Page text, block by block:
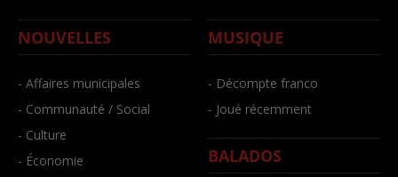
NOUVELLES
- Affaires municipales
- Communauté / Social
- Culture
- Économie
MUSIQUE
- Décompte franco
- Joué récemment
BALADOS